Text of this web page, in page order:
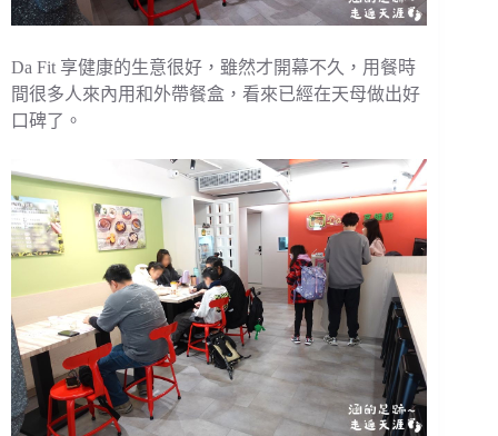
Da Fit 享健康的生意很好，雖然才開幕不久，用餐時
間很多人來內用和外帶餐盒，看來已經在天母做出好
口碑了。